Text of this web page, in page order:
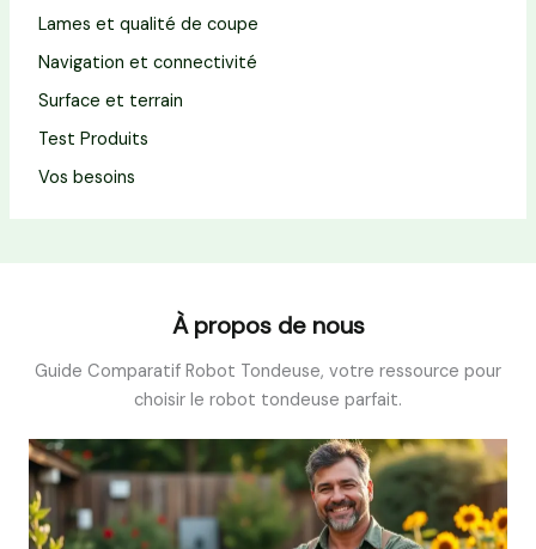
Lames et qualité de coupe
Navigation et connectivité
Surface et terrain
Test Produits
Vos besoins
À propos de nous
Guide Comparatif Robot Tondeuse, votre ressource pour
choisir le robot tondeuse parfait.